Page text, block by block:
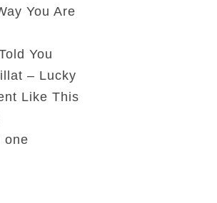
You Are
You
– Lucky
Like This
one